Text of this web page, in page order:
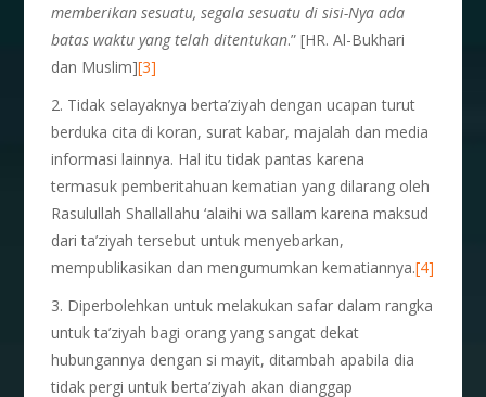
memberikan sesuatu, segala sesuatu di sisi-Nya ada
batas waktu yang telah ditentukan.” [HR. Al-Bukhari
dan Muslim][3]
2. Tidak selayaknya berta’ziyah dengan ucapan turut
berduka cita di koran, surat kabar, majalah dan media
informasi lainnya. Hal itu tidak pantas karena
termasuk pemberitahuan kematian yang dilarang oleh
Rasulullah Shallallahu ‘alaihi wa sallam karena maksud
dari ta’ziyah tersebut untuk menyebarkan,
mempublikasikan dan mengumumkan kematiannya.[4]
3. Diperbolehkan untuk melakukan safar dalam rangka
untuk ta’ziyah bagi orang yang sangat dekat
hubungannya dengan si mayit, ditambah apabila dia
tidak pergi untuk berta’ziyah akan dianggap